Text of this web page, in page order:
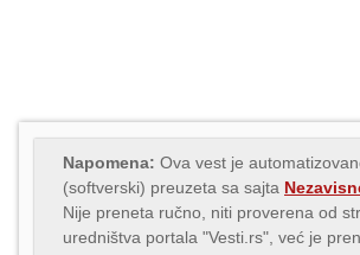
Napomena: Ova vest je
(softverski) preuzeta sa sajta
Nije preneta ručno, niti proverena od
uredništva portala "Vesti.rs", već je